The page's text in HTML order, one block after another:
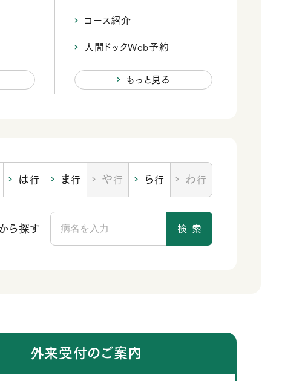
コース紹介
人間ドックWeb予約
もっと見る
は行 ま行 や行 ら行 わ行
ら探す 検 索
外来受付のご案内